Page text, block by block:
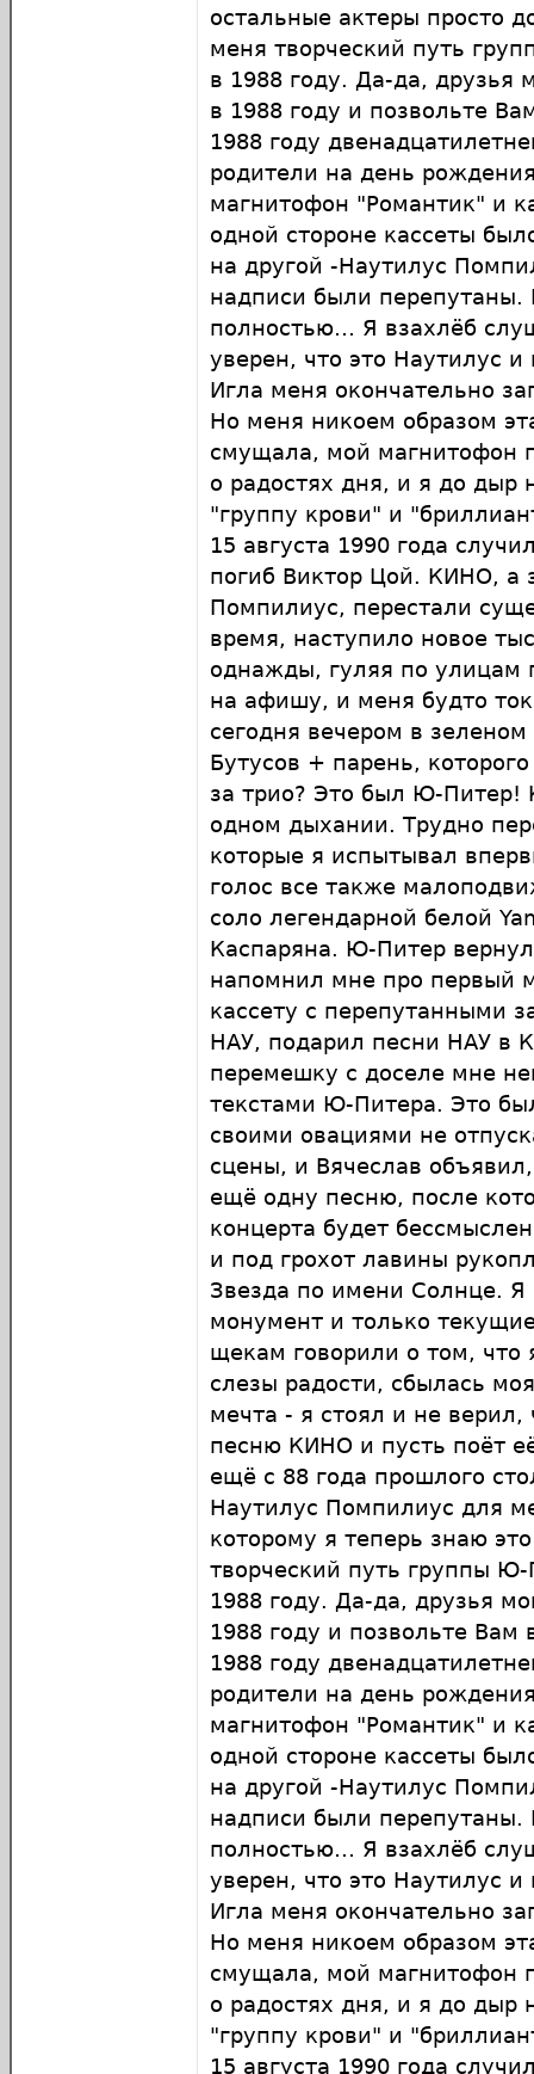
остальные актеры просто
меня творческий путь
в 1988 году. Да-да, друзья
в 1988 году и позвольте
1988 году
родители на день
магнитофон "Романтик" и
одной стороне кассеты
на другой -Наутилус
надписи были перепутаны.
полностью… Я взахлёб
уверен, что это Наутилус
Игла меня окончательно
Но меня никоем образом
смущала, мой магнитофон
о радостях дня, и я до дыр
"группу крови" и
15 августа 1990 года
погиб Виктор Цой. КИНО, а
Помпилиус, перестали
время, наступило новое
однажды, гуляя по улицам
на афишу, и меня будто
сегодня вечером в
Бутусов + парень,
за трио? Это был Ю-Питер!
одном дыхании. Трудно
которые я испытывал
голос все также
соло легендарной белой
Каспаряна. Ю-Питер
напомнил мне про первый
кассету с перепутанными
НАУ, подарил песни НАУ в
перемешку с доселе мне
текстами Ю-Питера. Это
своими овациями не
сцены, и Вячеслав
ещё одну песню, после
концерта будет
и под грохот лавины
Звезда по имени Солнце.
монумент и только
щекам говорили о том,
слезы радости, сбылась
мечта - я стоял и не
песню КИНО и пусть поёт
ещё с 88 года прошлого
Наутилус Помпилиус для
которому я теперь знаю
творческий путь группы
1988 году. Да-да, друзья
1988 году и позвольте Вам
1988 году
родители на день
магнитофон "Романтик" и
одной стороне кассеты
на другой -Наутилус
надписи были перепутаны.
полностью… Я взахлёб
уверен, что это Наутилус
Игла меня окончательно
Но меня никоем образом
смущала, мой магнитофон
о радостях дня, и я до дыр
"группу крови" и
15 августа 1990 года